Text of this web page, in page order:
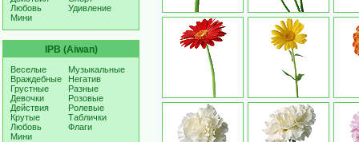
Любовь
Мини
Удивление
IPB (Aiwan)
Веселые
Враждебные
Грустные
Девочки
Действия
Крутые
Любовь
Мини
Музыкальные
Негатив
Разные
Розовые
Ролевые
Таблички
Флаги